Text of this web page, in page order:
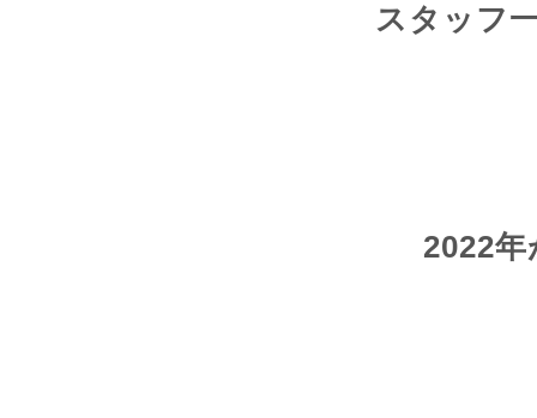
スタッフ
2022